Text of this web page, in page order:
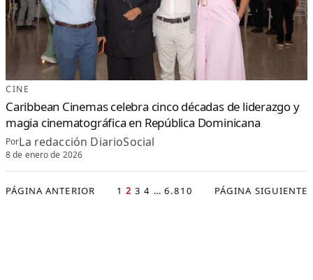
CINE
Caribbean Cinemas celebra cinco décadas de liderazgo y
magia cinematográfica en República Dominicana
PorLa redacción DiarioSocial
8 de enero de 2026
PÁGINA ANTERIOR 1 2 3 4 … 6.810 PÁGINA SIGUIENTE